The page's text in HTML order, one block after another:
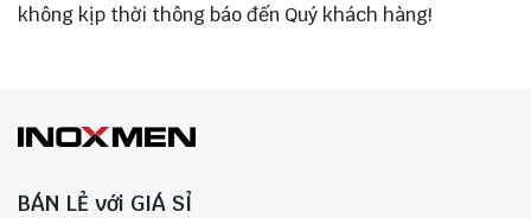
không kịp thời thông báo đến Quý khách hàng!
BÁN LẺ với GIÁ SỈ